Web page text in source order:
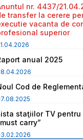
nr. 4437/
transfer la cerere
vacanta de
superior
anual 2025
Cod de
staţiilor TV
carry”